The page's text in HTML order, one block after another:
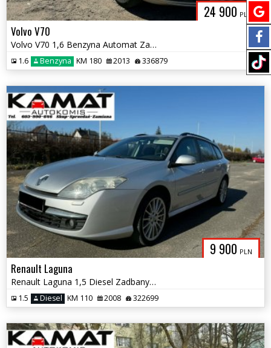
24 900 PLN
Volvo V70
Volvo V70 1,6 Benzyna Automat Zamiana
1.6 Benzyna KM 180 2013 336879
9 900 PLN
Renault Laguna
Renault Laguna 1,5 Diesel Zadbany Zamiana
1.5 Diesel KM 110 2008 322699